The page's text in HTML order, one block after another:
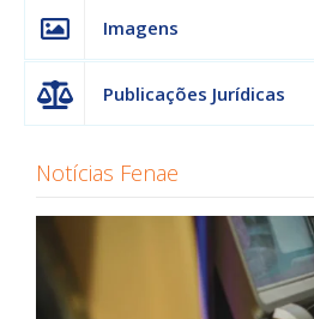
Imagens
Publicações Jurídicas
Notícias Fenae